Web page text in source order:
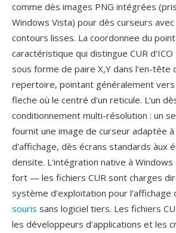
comme dès images PNG intégrées
Windows Vista) pour dès curseurs
contours lisses. La coordonnee du
caractéristique qui distingue CUR
sous forme de paire X,Y dans l'en-tête
repertoire, pointant généralement vers
fleche où le centré d'un reticule. L'un
conditionnement multi-résolution : un
fournit une image de curseur adaptée
d'affichage, dès écrans standards àux
densite. L'intégration native à
fort — les fichiers CUR sont charges
système d'exploitation pour l'affichage
souris sans logiciel tiers. Les fichiers
les développeurs d'applications et les